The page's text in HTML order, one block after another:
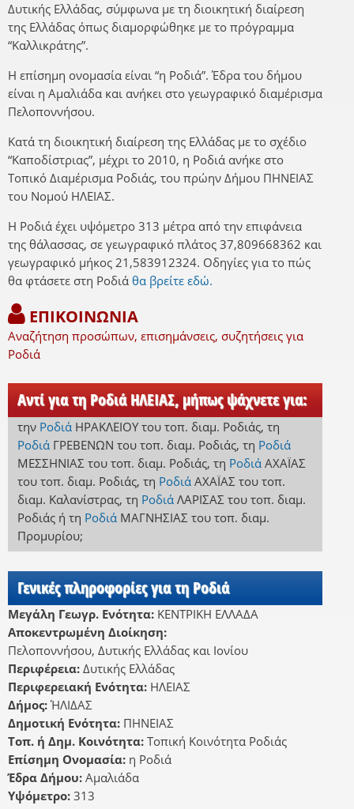
Δυτικής Ελλάδας, σύμφωνα με τη διοικητική διαίρεση
της Ελλάδας όπως διαμορφώθηκε με το πρόγραμμα
“Καλλικράτης”.
Η επίσημη ονομασία είναι “η Ροδιά”. Έδρα του δήμου
είναι η Αμαλιάδα και ανήκει στο γεωγραφικό διαμέρισμα
Πελοποννήσου.
Κατά τη διοικητική διαίρεση της Ελλάδας με το σχέδιο
“Καποδίστριας”, μέχρι το 2010, η Ροδιά ανήκε στο
Τοπικό Διαμέρισμα Ροδιάς, του πρώην Δήμου ΠΗΝΕΙΑΣ
του Νομού ΗΛΕΙΑΣ.
Η Ροδιά έχει υψόμετρο 313 μέτρα από την επιφάνεια
της θάλασσας, σε γεωγραφικό πλάτος 37,809668362 και
γεωγραφικό μήκος 21,583912324. Οδηγίες για το πώς
θα φτάσετε στη Ροδιά θα βρείτε εδώ.
ΕΠΙΚΟΙΝΩΝΙΑ
Αναζήτηση προσώπων, επισημάνσεις, συζητήσεις για
Ροδιά
Αντί για τη Ροδιά ΗΛΕΙΑΣ, μήπως ψάχνετε για:
την Ροδιά ΗΡΑΚΛΕΙΟΥ του τοπ. διαμ. Ροδιάς, τη
Ροδιά ΓΡΕΒΕΝΩΝ του τοπ. διαμ. Ροδιάς, τη Ροδιά
ΜΕΣΣΗΝΙΑΣ του τοπ. διαμ. Ροδιάς, τη Ροδιά ΑΧΑΪΑΣ
του τοπ. διαμ. Ροδιάς, τη Ροδιά ΑΧΑΪΑΣ του τοπ.
διαμ. Καλανίστρας, τη Ροδιά ΛΑΡΙΣΑΣ του τοπ. διαμ.
Ροδιάςή τη Ροδιά ΜΑΓΝΗΣΙΑΣ του τοπ. διαμ.
Προμυρίου;
Γενικές πληροφορίες για τη Ροδιά
Μεγάλη Γεωγρ. Ενότητα: ΚΕΝΤΡΙΚΗ ΕΛΛΑΔΑ
Αποκεντρωμένη Διοίκηση:
Πελοποννήσου, Δυτικής Ελλάδας και Ιονίου
Περιφέρεια: Δυτικής Ελλάδας
Περιφερειακή Ενότητα: ΗΛΕΙΑΣ
Δήμος:ΉΛΙΔΑΣ
Δημοτική Ενότητα: ΠΗΝΕΙΑΣ
Τοπ. ή Δημ. Κοινότητα: Τοπική Κοινότητα Ροδιάς
Επίσημη Ονομασία: η Ροδιά
Έδρα Δήμου: Αμαλιάδα
Υψόμετρο: 313